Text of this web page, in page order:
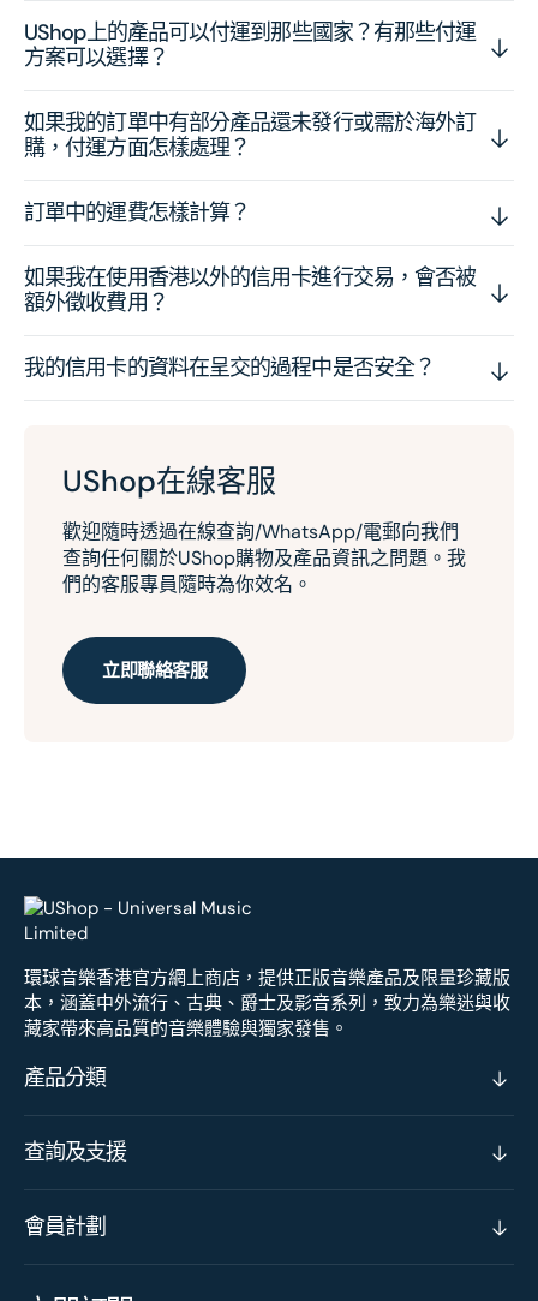
UShop上的產品可以付運到那些國家？有那些付運
方案可以選擇？
如果我的訂單中有部分產品還未發行或需於海外訂
購，付運方面怎樣處理？
訂單中的運費怎樣計算？
如果我在使用香港以外的信用卡進行交易，會否被
額外徵收費用？
我的信用卡的資料在呈交的過程中是否安全？
UShop在線客服
歡迎隨時透過在線查詢/WhatsApp/電郵向我們
查詢任何關於UShop購物及產品資訊之問題。我
們的客服專員隨時為你效名。
立即聯絡客服
環球音樂香港官方網上商店，提供正版音樂產品及限量珍藏版
本，涵蓋中外流行、古典、爵士及影音系列，致力為樂迷與收
藏家帶來高品質的音樂體驗與獨家發售。
產品分類
查詢及支援
會員計劃